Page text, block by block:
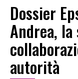
Dossier
Andrea,
autorità